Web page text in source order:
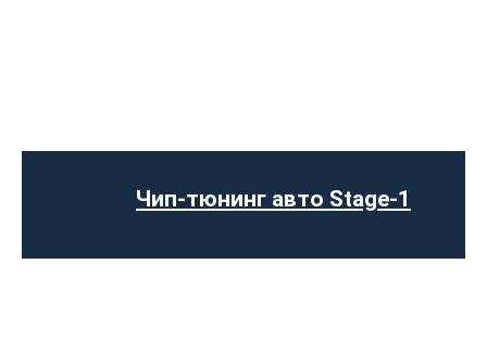
Чип-тюнинг авто Stage-1